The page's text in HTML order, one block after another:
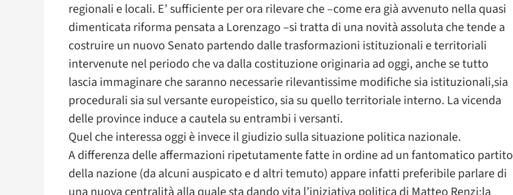
regionali e locali. E’ sufficiente per ora rilevare che –come era già avvenuto nella quasi
dimenticata riforma pensata a Lorenzago –si tratta di una novità assoluta che tende a
costruire un nuovo Senato partendo dalle trasformazioni istituzionali e territoriali
intervenute nel periodo che va dalla costituzione originaria ad oggi, anche se tutto
lascia immaginare che saranno necessarie rilevantissime modifiche sia istituzionali,sia
procedurali sia sul versante europeistico, sia su quello territoriale interno. La vicenda
delle province induce a cautela su entrambi i versanti.
Quel che interessa oggi è invece il giudizio sulla situazione politica nazionale.
A differenza delle affermazioni ripetutamente fatte in ordine ad un fantomatico partito
della nazione (da alcuni auspicato e d altri temuto) appare infatti preferibile parlare di